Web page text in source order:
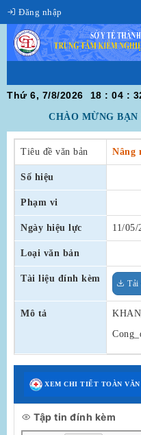
Đăng nhập
Thứ 6, 7/8/2026 18 : 04 :
CHÀO MỪNG BẠN
Tiêu đề văn bản Nâng
Số hiệu
Phạm vi
Ngày hiệu lực 11/05/
Loại văn bản
Tài liệu đính kèm
Tải
Mô tả
XEM CHI TIẾT TOÀN VĂN
Tập tin đính kèm